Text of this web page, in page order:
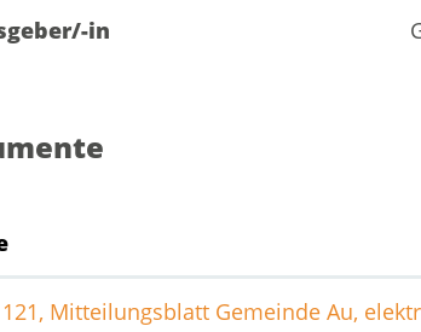
in
Mitteilungsblatt Gemeinde Au,